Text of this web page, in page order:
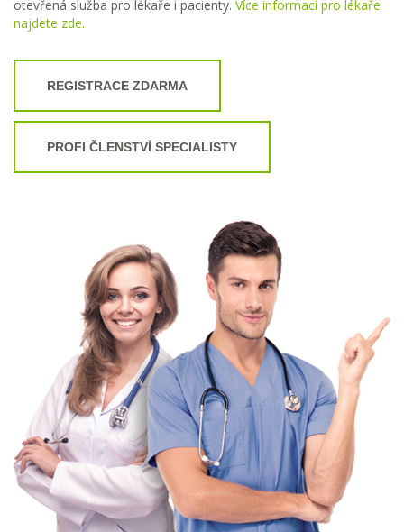
otevřená služba pro lékaře i pacienty. Více informací pro lékaře
najdete zde.
REGISTRACE ZDARMA
PROFI ČLENSTVÍ SPECIALISTY